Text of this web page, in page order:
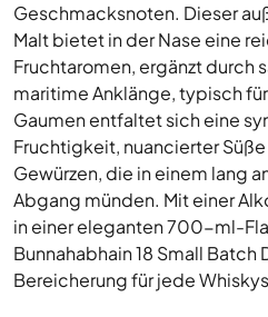
Geschmacksnoten. Dieser
Malt bietet in der Nase eine
Fruchtaromen, ergänzt durch
maritime Anklänge, typisch
Gaumen entfaltet sich eine
Fruchtigkeit, nuancierter
Gewürzen, die in einem lang
Abgang münden. Mit einer
in einer eleganten 700-ml-
Bunnahabhain 18 Small Batch
Bereicherung für jede